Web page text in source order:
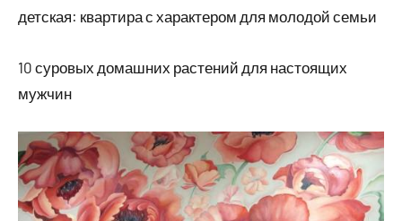
детская: квартира с характером для молодой семьи
10 суровых домашних растений для настоящих
мужчин